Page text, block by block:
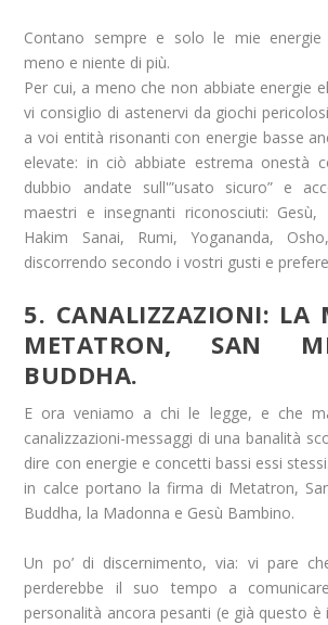
Contano sempre e solo le mie
meno e niente di più.
Per cui, a meno che non abbiate energie
vi consiglio di astenervi da giochi
a voi entità risonanti con energie basse
elevate: in ciò abbiate estrema onestà
dubbio andate sull'”usato sicuro” e
maestri e insegnanti riconosciuti: Gesù,
Hakim Sanai, Rumi, Yogananda,
discorrendo secondo i vostri gusti e
5. CANALIZZAZIONI: LA
METATRON, SAN
BUDDHA.
E ora veniamo a chi le legge, e che
canalizzazioni-messaggi di una banalità
dire con energie e concetti bassi essi
in calce portano la firma di Metatron,
Buddha, la Madonna e Gesù Bambino.
Un po’ di discernimento, via: vi pare
perderebbe il suo tempo a
personalità ancora pesanti (e già questo è